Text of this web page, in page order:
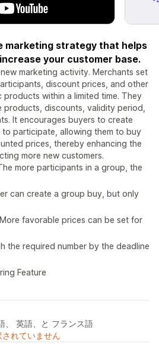
marketing strategy that helps
your customer base.
marketing activity. Merchants set
discount prices, and other
within a limited time. They
products, discounts, validity period,
It encourages buyers to create
participate, allowing them to buy
prices, thereby enhancing the
more new customers.
more participants in a group, the
can create a group buy, but only
favorable prices can be set for
the required number by the deadline
Feature
、 英語、と フランス語
れていません